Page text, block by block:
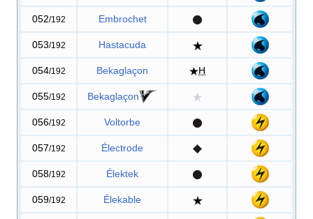
052/192 Embrochet
053/192 Hastacuda
054/192 Bekaglaçon H
055/192 Bekaglaçon
056/192 Voltorbe
057/192 Électrode
058/192 Élektek
059/192 Élekable